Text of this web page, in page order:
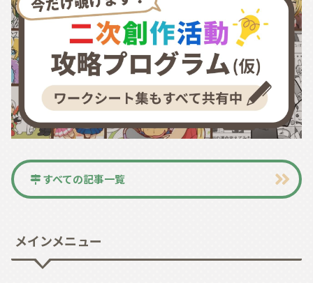
すべての記事一覧
メインメニュー